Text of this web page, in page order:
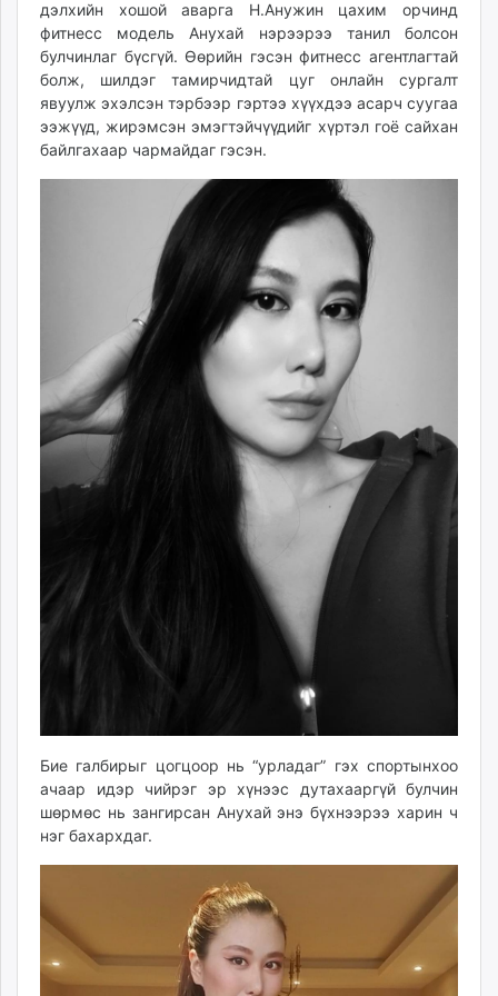
unuudur.mn
isee.mn
mglradio.com
fact.mn
itoim.mn
tumen.mn
tac.mn
paparazzi.mn
unread.today
дэлхийн хошой аварга Н.Анужин цахим орчинд
фитнесс модель Анухай нэрээрээ танил болсон
булчинлаг бүсгүй. Өөрийн гэсэн фитнесс агентлагтай
болж, шилдэг тамирчидтай цуг онлайн сургалт
явуулж эхэлсэн тэрбээр гэртээ хүүхдээ асарч суугаа
ээжүүд, жирэмсэн эмэгтэйчүүдийг хүртэл гоё сайхан
байлгахаар чармайдаг гэсэн.
Бие галбирыг цогцоор нь “урладаг” гэх спортынхоо
ачаар идэр чийрэг эр хүнээс дутахааргүй булчин
шөрмөс нь зангирсан Анухай энэ бүхнээрээ харин ч
нэг бахархдаг.